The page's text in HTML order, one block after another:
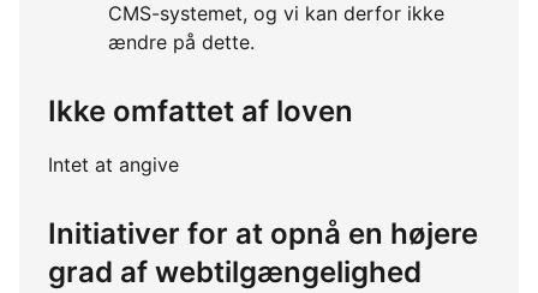
CMS-systemet, og vi kan derfor ikke
ændre på dette.
Ikke omfattet af loven
Intet at angive
Initiativer for at opnå en højere
grad af webtilgængelighed